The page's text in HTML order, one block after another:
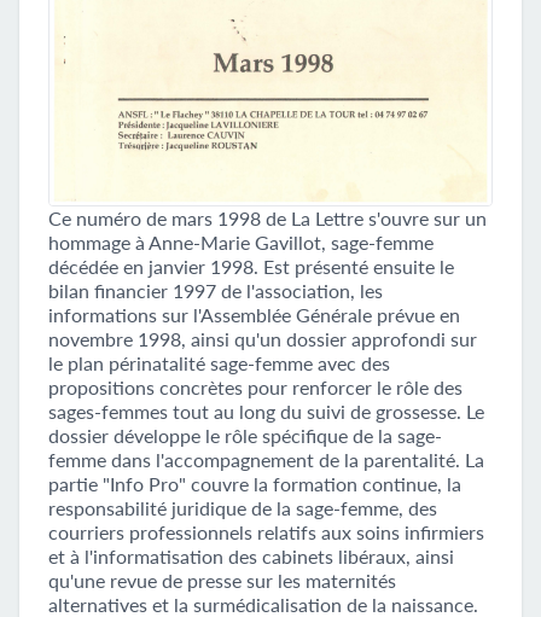
Ce numéro de mars 1998 de La Lettre s'ouvre sur un
hommage à Anne-Marie Gavillot, sage-femme
décédée en janvier 1998. Est présenté ensuite le
bilan financier 1997 de l'association, les
informations sur l'Assemblée Générale prévue en
novembre 1998, ainsi qu'un dossier approfondi sur
le plan périnatalité sage-femme avec des
propositions concrètes pour renforcer le rôle des
sages-femmes tout au long du suivi de grossesse. Le
dossier développe le rôle spécifique de la sage-
femme dans l'accompagnement de la parentalité. La
partie "Info Pro" couvre la formation continue, la
responsabilité juridique de la sage-femme, des
courriers professionnels relatifs aux soins infirmiers
et à l'informatisation des cabinets libéraux, ainsi
qu'une revue de presse sur les maternités
alternatives et la surmédicalisation de la naissance.